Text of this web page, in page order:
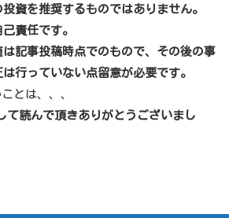
資を推奨するものではありません。
責任です。
は記事投稿時点でのもので、その後の事
行っていない点留意が必要です。
とは、、、
て読んで頂きありがとうございまし